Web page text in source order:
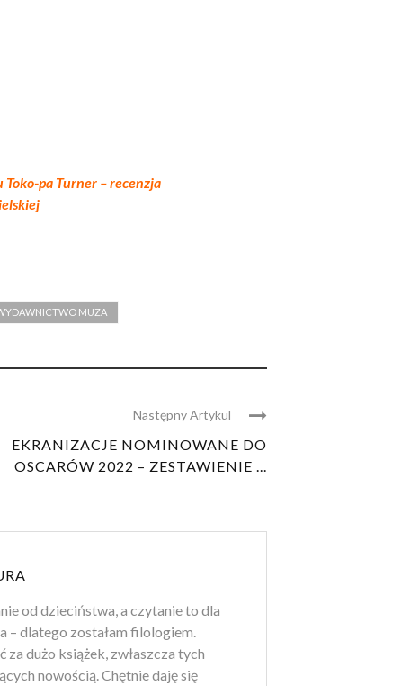
pa Turner – recenzja
MUZA
Następny Artykul
EKRANIZACJE NOMINOWANE DO
OSCARÓW 2022 – ZESTAWIENIE ...
od dzieciństwa, a czytanie to dla
– dlatego zostałam filologiem.
za dużo książek, zwłaszcza tych
nowością. Chętnie daję się